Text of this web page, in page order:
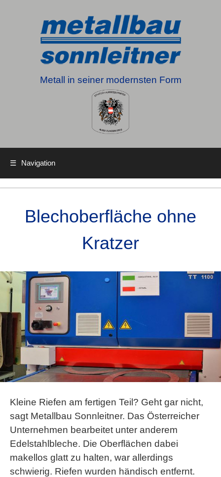
Metall in seiner modernsten Form
☰ Navigation
Blechoberfläche ohne
Kratzer
Kleine Riefen am fertigen Teil? Geht gar nicht,
sagt Metallbau Sonnleitner. Das Österreicher
Unternehmen bearbeitet unter anderem
Edelstahlbleche. Die Oberflächen dabei
makellos glatt zu halten, war allerdings
schwierig. Riefen wurden händisch entfernt.